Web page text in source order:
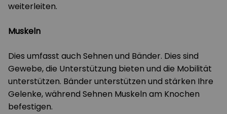
weiterleiten.
Muskeln
Dies umfasst auch Sehnen und Bänder. Dies sind
Gewebe, die Unterstützung bieten und die Mobilität
unterstützen. Bänder unterstützen und stärken Ihre
Gelenke, während Sehnen Muskeln am Knochen
befestigen.